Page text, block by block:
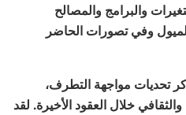
والبرامج والمصالح
وفي تصورات الحاضر
تحديات مواجهة التطرف،
خلال العقود الأخيرة. لقد